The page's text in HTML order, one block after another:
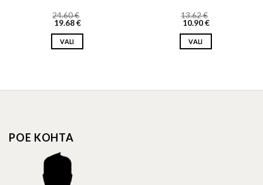
24.60€
19.68€
VALI
multiple
may
chosen
on
13.62€
10.90€
VALI
multiple
POE KOHTA